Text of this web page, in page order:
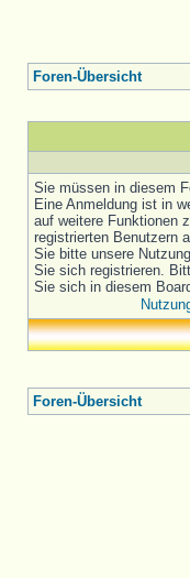
Foren-Übersicht
Sie müssen in diesem
Eine Anmeldung ist in
auf weitere Funktionen
registrierten Benutzern
Sie bitte unsere
Sie sich registrieren.
Sie sich in diesem
Foren-Übersicht